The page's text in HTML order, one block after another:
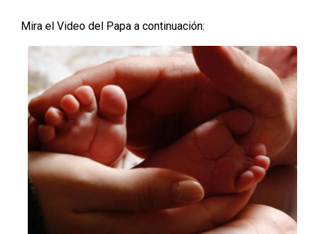
Mira el Video del Papa a continuación: